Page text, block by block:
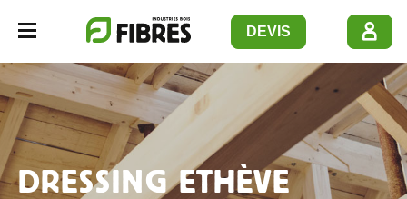
Navbar opener DEVIS
DRESSING ETHÈVE
Panneau de gestion des cookies